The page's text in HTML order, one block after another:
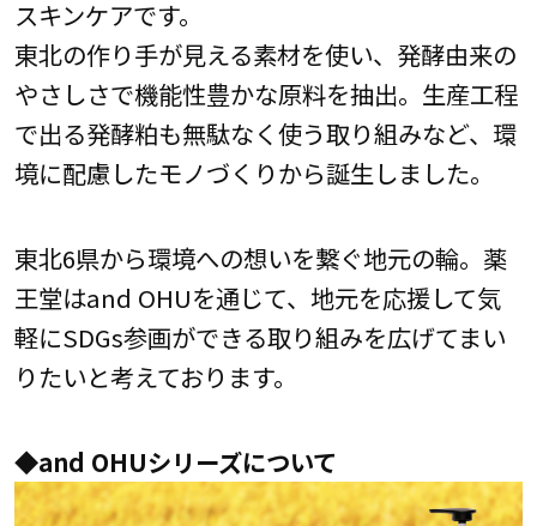
スキンケアです。
東北の作り手が見える素材を使い、発酵由来の
やさしさで機能性豊かな原料を抽出。生産工程
で出る発酵粕も無駄なく使う取り組みなど、環
境に配慮したモノづくりから誕生しました。
東北6県から環境への想いを繋ぐ地元の輪。薬
王堂はand OHUを通じて、地元を応援して気
軽にSDGs参画ができる取り組みを広げてまい
りたいと考えております。
◆and OHUシリーズについて